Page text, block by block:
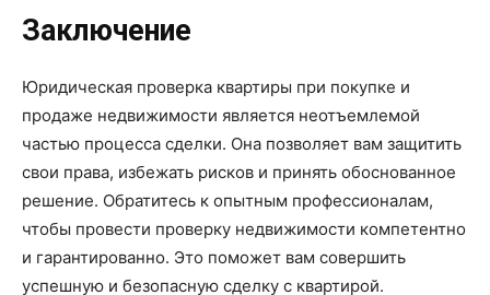
Заключение
Юридическая проверка квартиры при покупке и
продаже недвижимости является неотъемлемой
частью процесса сделки. Она позволяет вам защитить
свои права, избежать рисков и принять обоснованное
решение. Обратитесь к опытным профессионалам,
чтобы провести проверку недвижимости компетентно
и гарантированно. Это поможет вам совершить
успешную и безопасную сделку с квартирой.